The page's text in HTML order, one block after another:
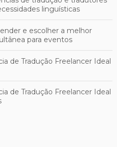
linguísticas
e escolher a melhor
para eventos
de Tradução Freelancer Ideal
de Tradução Freelancer Ideal